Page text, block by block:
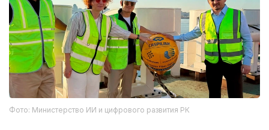
Фото: Министерство ИИ и цифрового развития РК